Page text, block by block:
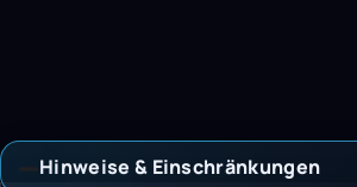
Hinweise & Einschränkungen